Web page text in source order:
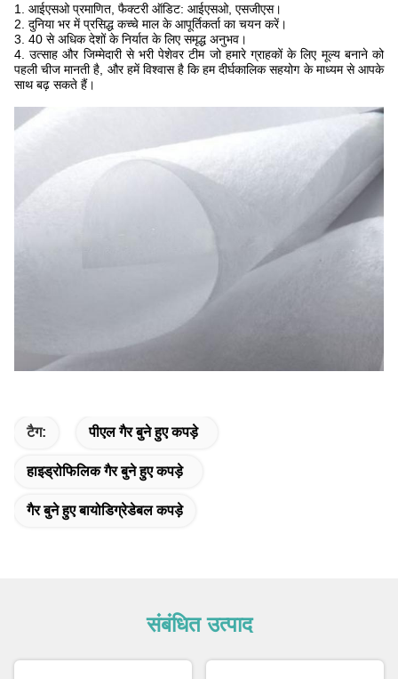
1. आईएसओ प्रमाणित, फैक्टरी ऑडिट: आईएसओ, एसजीएस।
2. दुनिया भर में प्रसिद्ध कच्चे माल के आपूर्तिकर्ता का चयन करें।
3. 40 से अधिक देशों के निर्यात के लिए समृद्ध अनुभव।
4. उत्साह और जिम्मेदारी से भरी पेशेवर टीम जो हमारे ग्राहकों के लिए मूल्य बनाने को
पहली चीज मानती है, और हमें विश्वास है कि हम दीर्घकालिक सहयोग के माध्यम से आपके
साथ बढ़ सकते हैं।
टैग: पीएल गैर बुने हुए कपड़े
हाइड्रोफिलिक गैर बुने हुए कपड़े
गैर बुने हुए बायोडिग्रेडेबल कपड़े
संबंधित उत्पाद